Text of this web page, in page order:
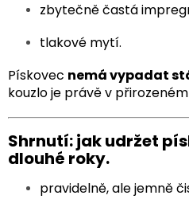
zbytečně častá
tlakové mytí.
Pískovec nemá vypadat
kouzlo je právě v
Shrnutí: jak udržet
dlouhé roky.
pravidelně, ale jemně